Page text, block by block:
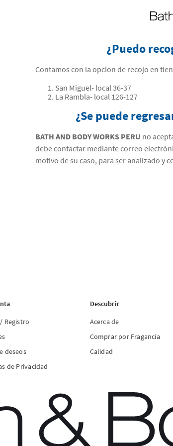
¿Puedo
Contamos con la opcion de recojo en
San Miguel- local 36-37
La Rambla- local 126-127
¿Se puede
BATH AND BODY WORKS PERU no
debe contactar mediante correo
motivo de su caso, para ser analizado y
Registro
deseos
de Privacidad
Descubrir
Acerca de
Comprar por Fragancia
Calidad